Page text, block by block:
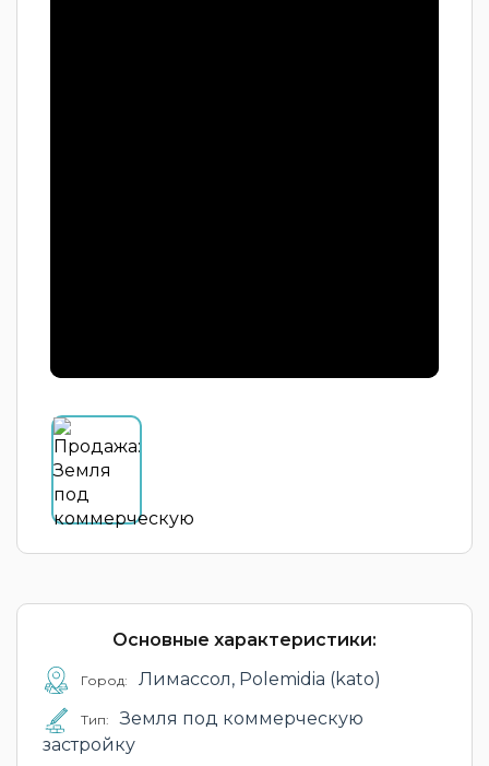
Основные характеристики:
Город: Лимассол, Polemidia (kato)
Тип:
Земля под коммерческую
застройку